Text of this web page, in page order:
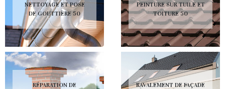
NETTOYAGE ET POSE
DE GOUTTIÈRE 50
RÉPARATION DE
PEINTURE SUR TUILE ET
TOITURE 50
RAVALEMENT DE FAÇADE